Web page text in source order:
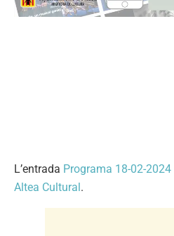
L’entrada Programa 18-02-2024
Altea Cultural.